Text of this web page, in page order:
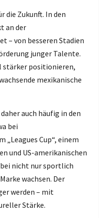
die Zukunft. In den
an der
– von besseren Stadien
junger Talente.
stärker positionieren,
mexikanische
auch häufig in den
bei
„Leagues Cup“, einem
und US-amerikanischen
nicht nur sportlich
wachsen. Der
werden – mit
Stärke.